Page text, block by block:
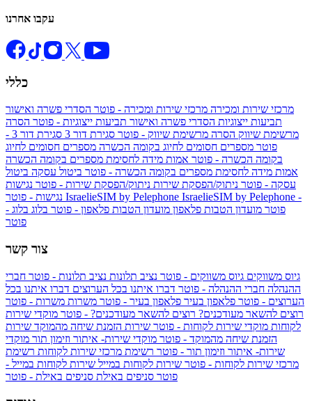
עקבו אחרנו
כללי
מרכזי שירות ומכירה מרכזי שירות ומכירה - פוטר הסדרי פשרה ואישור
תביעות ייצוגיות הסדרי פשרה ואישור תביעות ייצוגיות - פוטר הסרה
מרשימת שיווק הסרה מרשימת שיווק - פוטר סגירת דור 3
סגירת דור 3 -
פוטר מספרים חסומים לחיוג בקומה הכשרה מספרים חסומים לחיוג
בקומה הכשרה - פוטר אמות מידה לחסימת מספרים בקומה הכשרה
אמות מידה לחסימת מספרים בקומה הכשרה - פוטר ביטול עסקה ביטול
עסקה - פוטר ניתוק/הפסקת שירות ניתוק/הפסקת שירות - פוטר נגישות
IsraelieSIM by Pelephone IsraelieSIM by Pelephone -
פוטר מועדון הטבות פלאפון מועדון הטבות פלאפון - פוטר בלוג בלוג -
פוטר
צור קשר
גיוס משווקים גיוס משווקים - פוטר נציב תלונות נציב תלונות - פוטר חברי
ההנהלה חברי ההנהלה - פוטר דברו איתנו בכל הערוצים דברו איתנו בכל
הערוצים - פוטר פלאפון בעיר פלאפון בעיר - פוטר משרות משרות - פוטר
רוצים להשאר מעודכנים? רוצים להשאר מעודכנים? - פוטר מוקדי שירות
לקוחות מוקדי שירות לקוחות - פוטר שירות הזמנת שיחה מהמוקד שירות
הזמנת שיחה מהמוקד - פוטר מוקדי שירות- איתור וזימון תור מוקדי
שירות- איתור וזימון תור - פוטר רשימת מרכזי שירות לקוחות רשימת
מרכזי שירות לקוחות - פוטר שירות לקוחות במייל שירות לקוחות במייל -
פוטר סניפים באילת סניפים באילת - פוטר